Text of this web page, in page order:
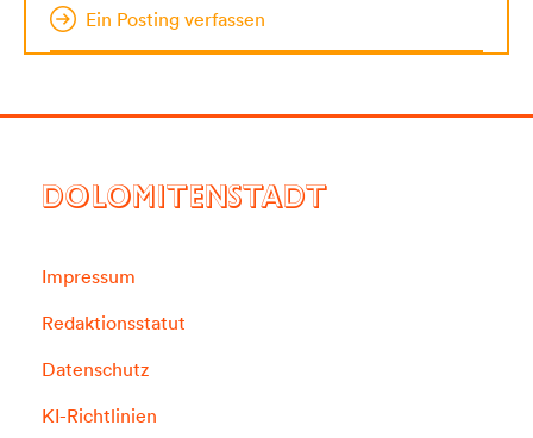
Ein Posting verfassen
DOLOMITENSTADT
Impressum
Redaktionsstatut
Datenschutz
KI-Richtlinien